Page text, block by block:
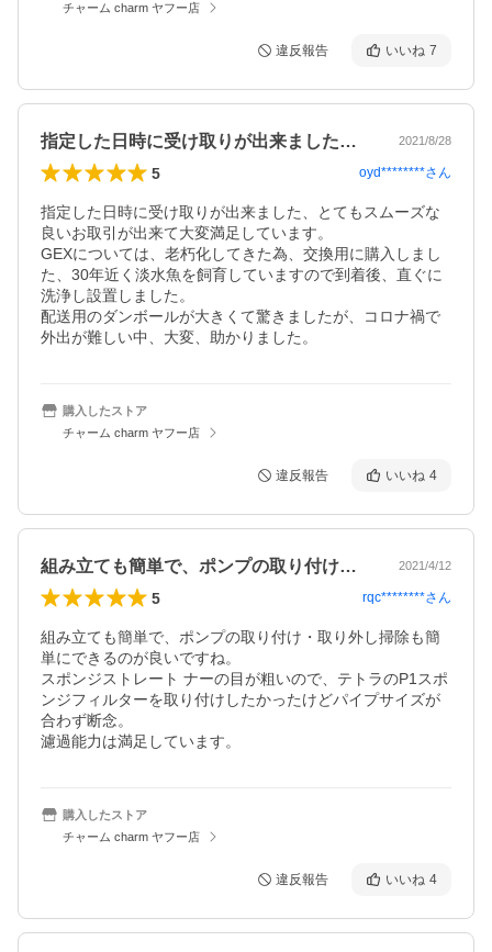
チャーム charm ヤフー店
違反報告 いいね 7
指定した日時に受け取りが出来ました、と… 2021/8/28
5 oyd********さん
指定した日時に受け取りが出来ました、とてもスムーズな
良いお取引が出来て大変満足しています。
GEXについては、老朽化してきた為、交換用に購入しまし
た、30年近く淡水魚を飼育していますので到着後、直ぐに
洗浄し設置しました。
配送用のダンボールが大きくて驚きましたが、コロナ禍で
外出が難しい中、大変、助かりました。
購入したストア
チャーム charm ヤフー店
違反報告 いいね 4
組み立ても簡単で、ポンプの取り付け・取… 2021/4/12
5 rqc********さん
組み立ても簡単で、ポンプの取り付け・取り外し掃除も簡
単にできるのが良いですね。
スポンジストレート ナーの目が粗いので、テトラのP1スポ
ンジフィルターを取り付けしたかったけどパイプサイズが
合わず断念。
濾過能力は満足しています。
購入したストア
チャーム charm ヤフー店
違反報告 いいね 4